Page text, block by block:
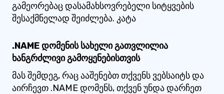
გამეორებაც დასამახსოვრებელი სიტყვების
შესაქმნელად შეიძლება. კატა
.NAME დომენის სახელი გათვლილია
ხანგრძლივი გამოყენებისთვის
მას შემდეგ, რაც ააშენებთ თქვენს ვებსაიტს და
აირჩევთ .NAME დომენს, თქვენ უნდა დარჩეთ